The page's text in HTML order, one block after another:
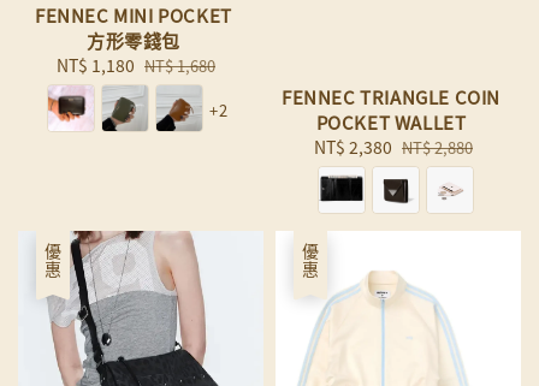
FENNEC MINI POCKET
方形零錢包
Sale
price
NT$ 1,180 Regular
price
NT$ 1,680
+2
FENNEC TRIANGLE COIN
POCKET WALLET
Sale
price
NT$ 2,380 Regular
price
NT$ 2,880
優惠 優惠